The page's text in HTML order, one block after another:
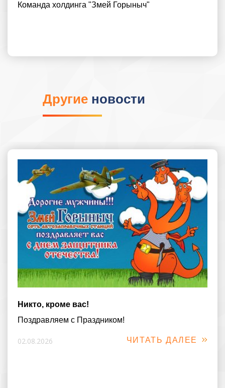
Команда холдинга "Змей Горыныч"
Другие новости
Никто, кроме вас!
Поздравляем с Праздником!
02.08.2026 ЧИТАТЬ ДАЛЕЕ